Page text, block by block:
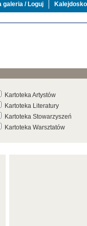
galeria / Loguj
Kartoteka Artystów
Kartoteka Literatury
Kartoteka Stowarzyszeń
Kartoteka Warsztatów